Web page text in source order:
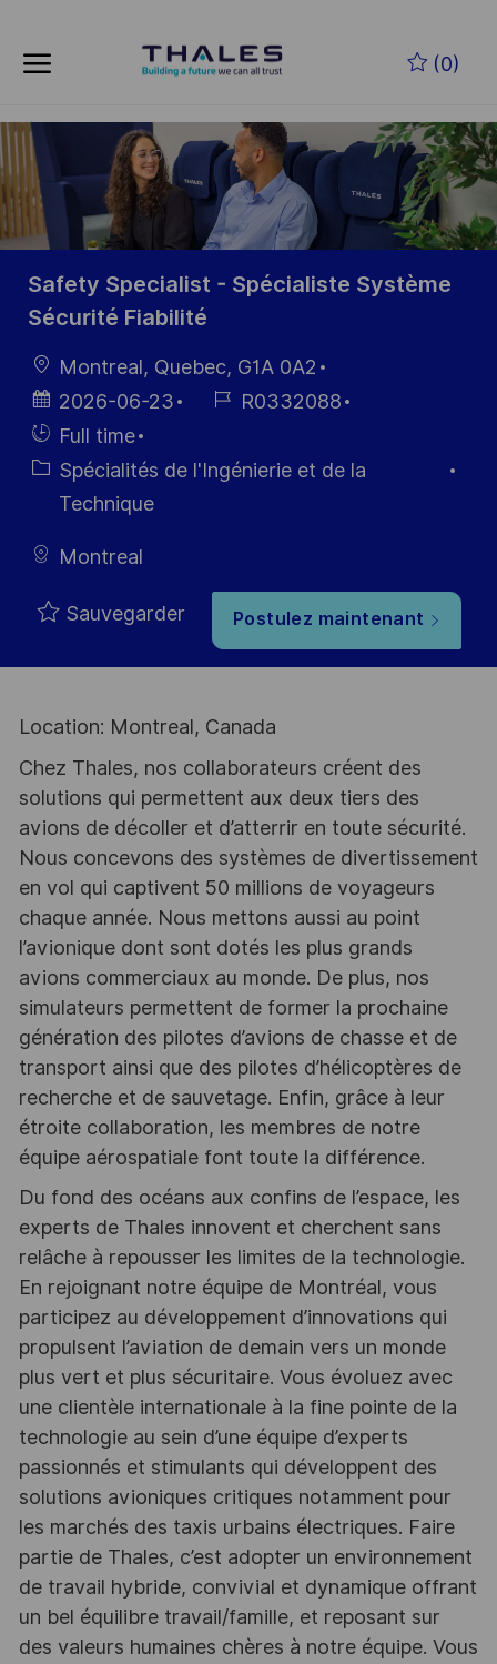
(0)
-
Safety Specialist - Spécialiste Système
Sécurité Fiabilité
localisation
Montreal, Quebec, G1A 0A2
Date
d’affichage
2026-06-23
Référence
R0332088
Hiring
Type
Full time
Catégorie
Spécialités de l'Ingénierie et de la
Technique
Montreal
Sauvegarder Postulez maintenant
Location: Montreal, Canada
Chez Thales, nos collaborateurs créent des
solutions qui permettent aux deux tiers des
avions de décoller et d’atterrir en toute sécurité.
Nous concevons des systèmes de divertissement
en vol qui captivent 50 millions de voyageurs
chaque année. Nous mettons aussi au point
l’avionique dont sont dotés les plus grands
avions commerciaux au monde. De plus, nos
simulateurs permettent de former la prochaine
génération des pilotes d’avions de chasse et de
transport ainsi que des pilotes d’hélicoptères de
recherche et de sauvetage. Enfin, grâce à leur
étroite collaboration, les membres de notre
équipe aérospatiale font toute la différence.
Du fond des océans aux confins de l’espace, les
experts de Thales innovent et cherchent sans
relâche à repousser les limites de la technologie.
En rejoignant notre équipe de Montréal, vous
participez au développement d’innovations qui
propulsent l’aviation de demain vers un monde
plus vert et plus sécuritaire. Vous évoluez avec
une clientèle internationale à la fine pointe de la
technologie au sein d’une équipe d’experts
passionnés et stimulants qui développent des
solutions avioniques critiques notamment pour
les marchés des taxis urbains électriques. Faire
partie de Thales, c’est adopter un environnement
de travail hybride, convivial et dynamique offrant
un bel équilibre travail/famille, et reposant sur
des valeurs humaines chères à notre équipe. Vous